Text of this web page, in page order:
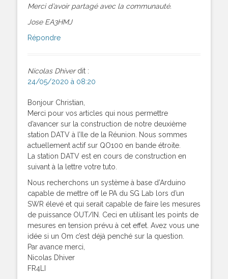
Merci d’avoir partagé avec la communauté.
Jose EA3HMJ
Répondre
Nicolas Dhiver dit :
24/05/2020 à 08:20
Bonjour Christian,
Merci pour vos articles qui nous permettre
d’avancer sur la construction de notre deuxième
station DATV à l’Ile de la Réunion. Nous sommes
actuellement actif sur QO100 en bande étroite.
La station DATV est en cours de construction en
suivant à la lettre votre tuto.
Nous recherchons un système à base d’Arduino
capable de mettre off le PA du SG Lab lors d’un
SWR élevé et qui serait capable de faire les mesures
de puissance OUT/IN. Ceci en utilisant les points de
mesures en tension prévu à cet effet. Avez vous une
idée si un Om c’est déjà penché sur la question.
Par avance merci,
Nicolas Dhiver
FR4LI